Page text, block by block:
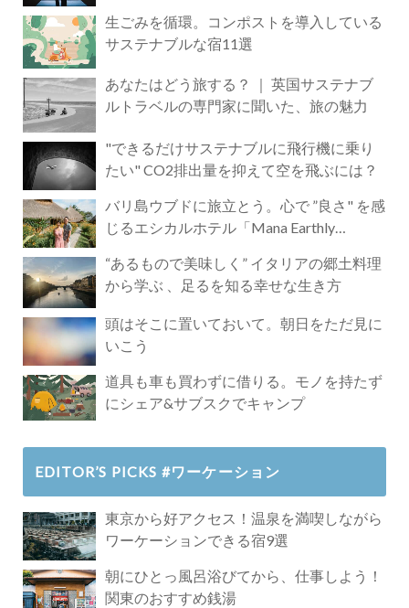
生ごみを循環。コンポストを導入している
サステナブルな宿11選
あなたはどう旅する？ ｜ 英国サステナブ
ルトラベルの専門家に聞いた、旅の魅力
"できるだけサステナブルに飛行機に乗り
たい" CO2排出量を抑えて空を飛ぶには？
バリ島ウブドに旅立とう。心で ”良さ" を感
じるエシカルホテル「Mana Earthly
“あるもので美味しく” イタリアの郷土料理
から学ぶ 、足るを知る幸せな生き方
頭はそこに置いておいて。朝日をただ見に
いこう
道具も車も買わずに借りる。モノを持たず
にシェア&サブスクでキャンプ
EDITOR’S PICKS #ワーケーション
東京から好アクセス！温泉を満喫しながら
ワーケーションできる宿9選
朝にひとっ風呂浴びてから、仕事しよう！
関東のおすすめ銭湯